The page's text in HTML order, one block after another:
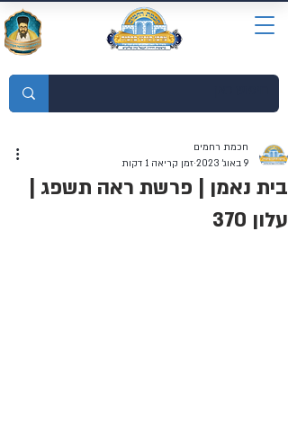
בית נאמן | פרשת ראה תשפג |
עלון 370
חכמת רחמים
9 באוג׳ 2023
זמן קריאה 1 דקות